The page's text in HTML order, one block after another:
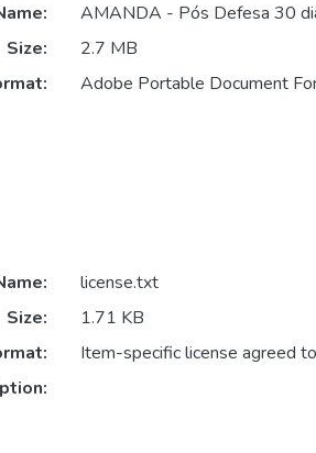
AMANDA - Pós Defesa 30
Size:
2.7 MB
Adobe Portable Document
license.txt
Size:
1.71 KB
Item-specific license agreed